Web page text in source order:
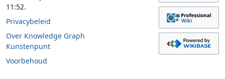
11:52.
Privacybeleid
Over Knowledge Graph
Kunstenpunt
Voorbehoud